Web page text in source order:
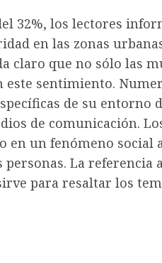
32%, los lectores
en las zonas
claro que no sólo las
sentimiento.
de su entorno
de comunicación.
en un fenómeno social
personas. La referencia
para resaltar los